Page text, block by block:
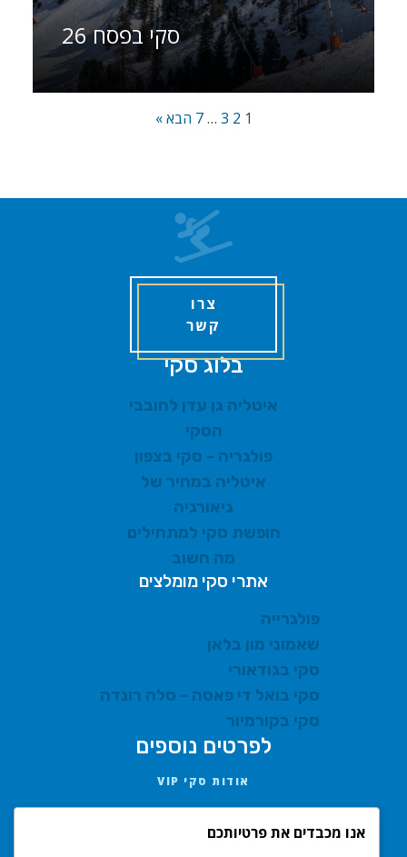
סקי בפסח 26
1
2
3
…
7 הבא »
צרו
קשר
בלוג סקי
איטליה גן עדן לחובבי
הסקי
פולגריה - סקי בצפון
איטליה במחיר של
גיאורגיה
חופשת סקי למתחילים
מה חשוב
אתרי סקי מומלצים
פולגרייה
שאמוני מון בלאן
סקי בגודאורי
סקי בואל די פאסה - סלה רונדה
סקי בקורמיור
לפרטים נוספים
אודות סקי VIP
AMIT@SKIVIP.CO.IL
052-222-0170
אנו מכבדים את פרטיותכם